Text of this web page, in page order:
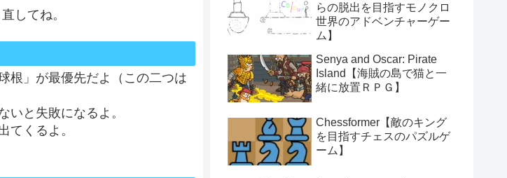
してね。
根」が最優先だよ（この二つは
いと失敗になるよ。
てくるよ。
らの脱出を目指すモノクロ
世界のアドベンチャーゲー
ム】
Senya and Oscar: Pirate
Island【海賊の島で猫と一
緒に放置ＲＰＧ】
Chessformer【敵のキング
を目指すチェスのパズルゲ
ーム】